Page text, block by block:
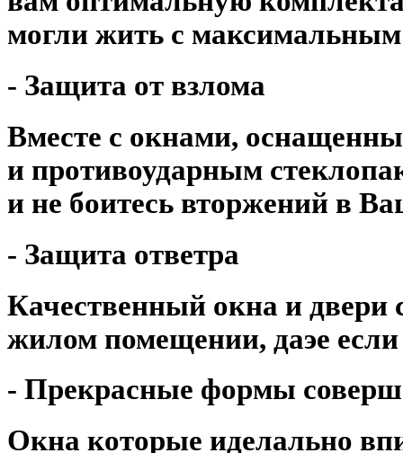
могли жить с
- Защита от взлома
Вместе с окнами,
и противоударным
и не боитесь вторжений в
- Защита ответра
Качественный окна и двери
жилом помещении, даэе
- Прекрасные формы
Окна которые иделально